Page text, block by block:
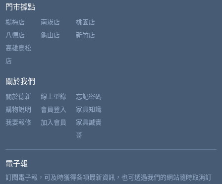
門市據點
楊梅店
八德店
南崁店
龜山店
桃園店
新竹店
高雄鳥松
店
關於我們
關於德新
購物說明
我要報修
線上型錄
會員登入
加入會員
忘記密碼
家具知識
家具誠實
哥
電子報
訂閱電子報，可及時獲得各項最新資訊，也可透過我們的網站隨時取消訂